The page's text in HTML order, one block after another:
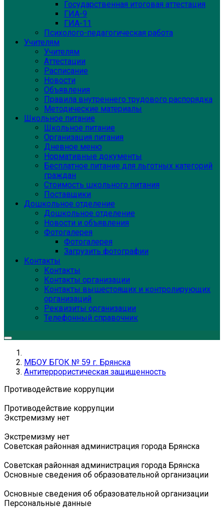
Государственная итоговая аттестация
ГИА-9
ГИА-11
Психолого-педагогическая работа
Учителям
Учителям
Аттестации
Расписание
Новости
Объявления
Правила внутреннего трудового распорядка
Методические материалы
Школьное питание
Школьное питание
Организация питания
Дневное меню
Нормативные документы
Бесплатное питание для льготных категорий
граждан
Стоимость школьного питания
Поставщики
Дошкольное отделение
Дошкольное отделение
Новости и объявления
Фотогалерея
Фотогалерея
Загрузить фотографии
Контакты
Контакты
Контакты организации
Контакты вышестоящих и контролирующих
организаций
Реквизиты организации
Телефонный справочник
МБОУ БГОК № 59 г. Брянска
Антитеррористическая защищенность
Противодействие коррупции
Противодействие коррупции
Экстремизму нет
Экстремизму нет
Советская районная администрация города Брянска
Советская районная администрация города Брянска
Основные сведения об образовательной организации
Основные сведения об образовательной организации
Персональные данные